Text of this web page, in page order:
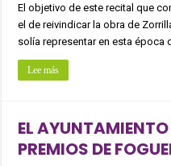
El objetivo de este recital que
el de reivindicar la obra de
solía representar en esta época
Lee más
EL
PREMIOS DE